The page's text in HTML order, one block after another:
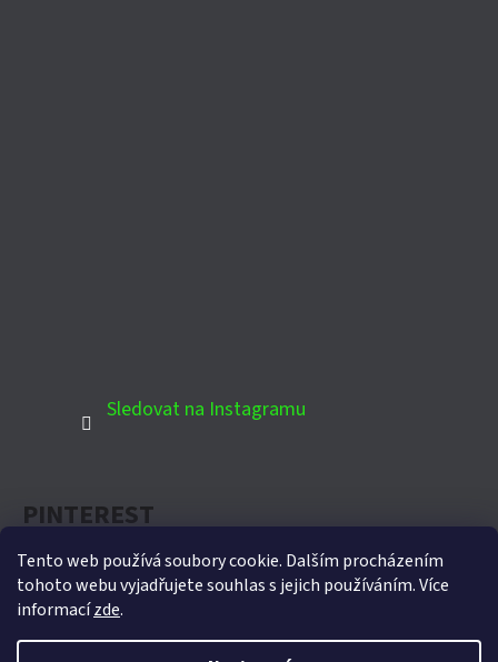
Tento web používá soubory cookie. Dalším procházením
tohoto webu vyjadřujete souhlas s jejich používáním. Více
informacízde.
Sledovat na Instagramu
PINTEREST
Oficiální partner Biohort pro Českou republiku